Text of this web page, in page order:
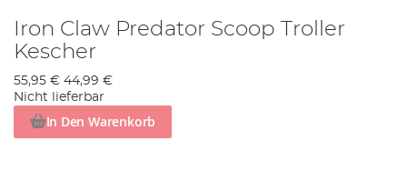
Iron Claw Predator Scoop Troller
Kescher
55,95 € 44,99 €
Nicht lieferbar
In Den Warenkorb